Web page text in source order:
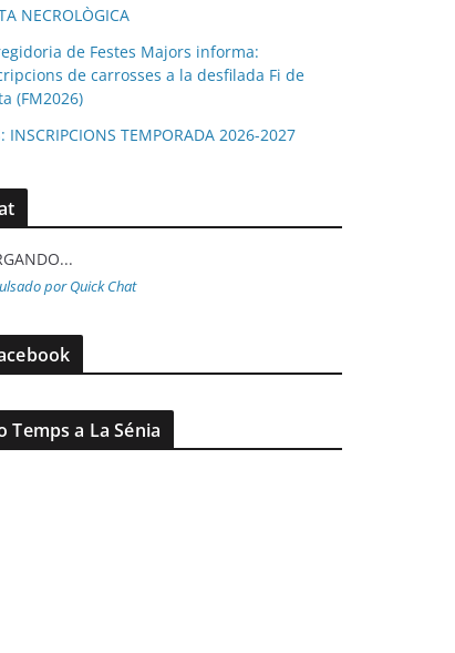
NECROLÒGICA
de Festes Majors informa:
de carrosses a la desfilada Fi de
(FM2026)
INSCRIPCIONS TEMPORADA 2026-2027
por Quick Chat
Temps a La Sénia